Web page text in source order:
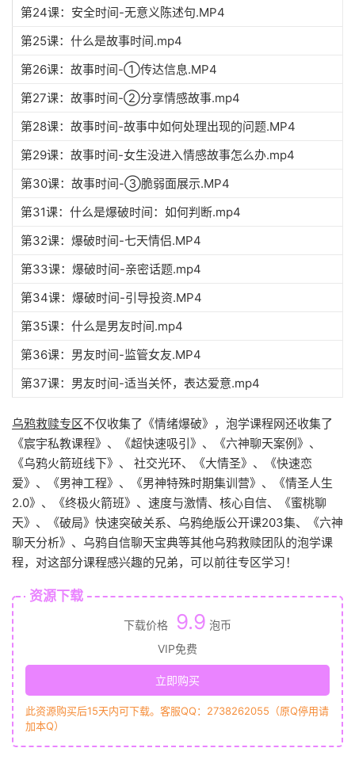
第24课：安全时间-无意义陈述句.MP4
第25课：什么是故事时间.mp4
第26课：故事时间-①传达信息.MP4
第27课：故事时间-②分享情感故事.mp4
第28课：故事时间-故事中如何处理出现的问题.MP4
第29课：故事时间-女生没进入情感故事怎么办.mp4
第30课：故事时间-③脆弱面展示.MP4
第31课：什么是爆破时间：如何判断.mp4
第32课：爆破时间-七天情侣.MP4
第33课：爆破时间-亲密话题.mp4
第34课：爆破时间-引导投资.MP4
第35课：什么是男友时间.mp4
第36课：男友时间-监管女友.MP4
第37课：男友时间-适当关怀，表达爱意.mp4
乌鸦救赎专区不仅收集了《情绪爆破》，泡学课程网还收集了
《宸宇私教课程》、《超快速吸引》、《六神聊天案例》、
《乌鸦火箭班线下》、 社交光环、《大情圣》、《快速恋
爱》、《男神工程》、《男神特殊时期集训营》、《情圣人生
2.0》、《终极火箭班》、速度与激情、核心自信、《蜜桃聊
天》、《破局》快速突破关系、乌鸦绝版公开课203集、《六神
聊天分析》、乌鸦自信聊天宝典等其他乌鸦救赎团队的泡学课
程，对这部分课程感兴趣的兄弟，可以前往专区学习！
资源下载
下载价格 9.9 泡币
VIP免费
立即购买
此资源购买后15天内可下载。客服QQ：2738262055（原Q停用请
加本Q）